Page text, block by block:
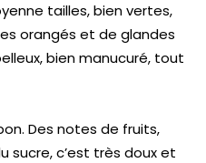
tailles, bien vertes,
orangés et de glandes
bien manucuré, tout
Des notes de fruits,
sucre, c’est très doux et